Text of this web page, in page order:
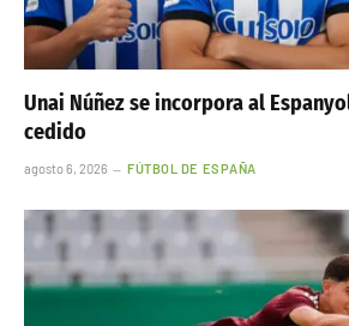
Unai Núñez se incorpora al
cedido
agosto 6, 2026 FÚTBOL DE ESPAÑA